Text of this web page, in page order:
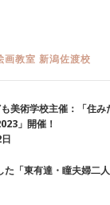
画教室 新潟佐渡校
美術学校主催：「住み
」開催！
「東有達・瞳夫婦二人